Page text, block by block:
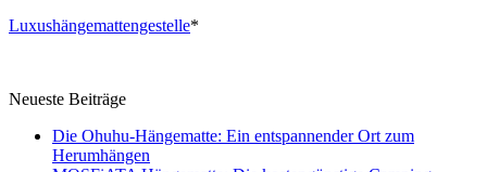
Luxushängemattengestelle*
Neueste Beiträge
Die Ohuhu-Hängematte: Ein entspannender Ort zum
Herumhängen